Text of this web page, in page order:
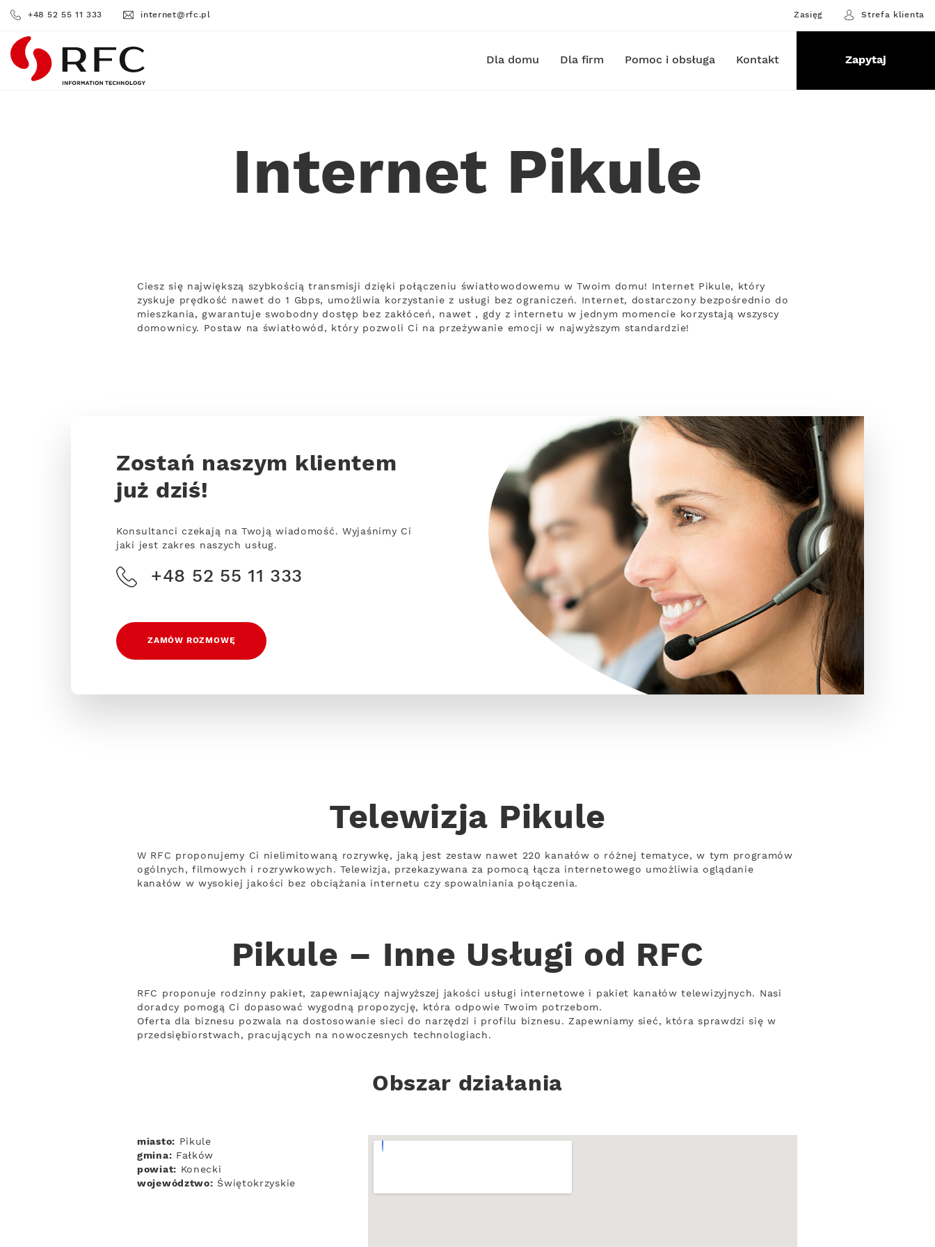
+48 52 55 11 333 internet@rfc.pl Zasięg Strefa klienta
RFC Dla domu Dla firm Pomoc i obsługa Kontakt Zapytaj
Internet Pikule
Ciesz się największą szybkością transmisji dzięki połączeniu światłowodowemu w Twoim domu! Internet Pikule, który
zyskuje prędkość nawet do 1 Gbps, umożliwia korzystanie z usługi bez ograniczeń. Internet, dostarczony bezpośrednio do
mieszkania, gwarantuje swobodny dostęp bez zakłóceń, nawet , gdy z internetu w jednym momencie korzystają wszyscy
domownicy. Postaw na światłowód, który pozwoli Ci na przeżywanie emocji w najwyższym standardzie!
Zostań naszym klientem
już dziś!
Konsultanci czekają na Twoją wiadomość. Wyjaśnimy Ci
jaki jest zakres naszych usług.
+48 52 55 11 333
ZAMÓW ROZMOWĘ
Telewizja Pikule
W RFC proponujemy Ci nielimitowaną rozrywkę, jaką jest zestaw nawet 220 kanałów o różnej tematyce, w tym programów
ogólnych, filmowych i rozrywkowych. Telewizja, przekazywana za pomocą łącza internetowego umożliwia oglądanie
kanałów w wysokiej jakości bez obciążania internetu czy spowalniania połączenia.
Pikule – Inne Usługi od RFC
RFC proponuje rodzinny pakiet, zapewniający najwyższej jakości usługi internetowe i pakiet kanałów telewizyjnych. Nasi
doradcy pomogą Ci dopasować wygodną propozycję, która odpowie Twoim potrzebom.
Oferta dla biznesu pozwala na dostosowanie sieci do narzędzi i profilu biznesu. Zapewniamy sieć, która sprawdzi się w
przedsiębiorstwach, pracujących na nowoczesnych technologiach.
Obszar działania
miasto: Pikule
gmina: Fałków
powiat: Konecki
województwo: Świętokrzyskie